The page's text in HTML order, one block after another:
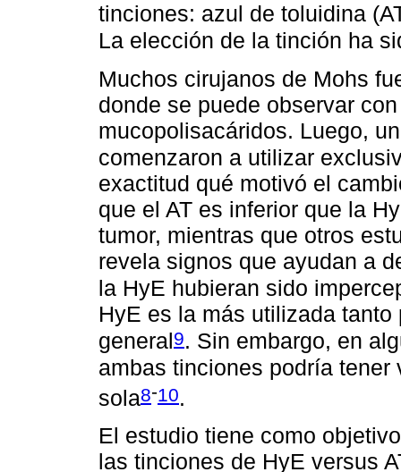
tinciones: azul de toluidina
La elección de la tinción ha
Muchos cirujanos de Mohs
donde se puede observar
mucopolisacáridos. Luego,
comenzaron a utilizar
exactitud qué motivó el
que el AT es inferior que la
tumor, mientras que otros
revela signos que ayudan a
la HyE hubieran sido
HyE es la más utilizada
general 9. Sin embargo, en
ambas tinciones podría
sola8-10.
El estudio tiene como
las tinciones de HyE versus